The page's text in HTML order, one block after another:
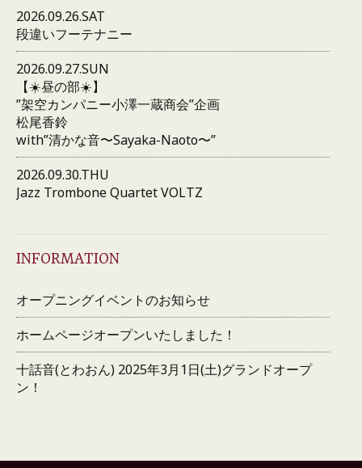
2026.09.26.SAT
段違いフーテナニー
2026.09.27.SUN
【☀️昼の部☀️】
”架空カンパニー小澤一蔵商会”企画
松尾香鈴
with”清かな音〜Sayaka-Naoto〜”
2026.09.30.THU
Jazz Trombone Quartet VOLTZ
INFORMATION
オープニングイベントのお知らせ
ホームページオープンいたしました！
十話音(とわおん) 2025年3月1日(土)グランドオープ
ン！